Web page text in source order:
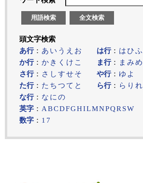
用語検索 全文検索
頭文字検索
あ行： あ い う え お
か行： か き く け こ
さ行： さ し すせそ
た行： た ち つて と
な行： な に の
は行： はひふ
ま行： ま みめ
や行： ゆ よ
ら行： ら り れ
英字 ： ABCDFGHILMNPQR SW
数字 ： 1 7